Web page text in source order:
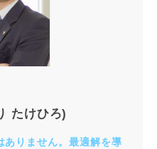
たけひろ)
ありません。最適解を導